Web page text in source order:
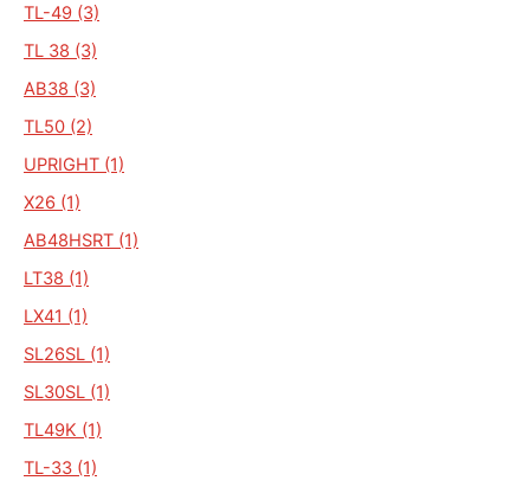
TL-49 (3)
TL 38 (3)
AB38 (3)
TL50 (2)
UPRIGHT (1)
X26 (1)
AB48HSRT (1)
LT38 (1)
LX41 (1)
SL26SL (1)
SL30SL (1)
TL49K (1)
TL-33 (1)